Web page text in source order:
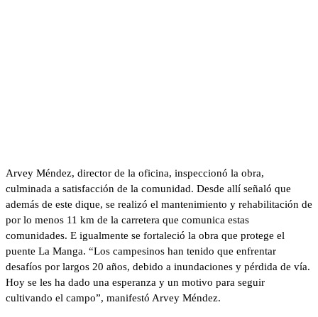
Arvey Méndez, director de la oficina, inspeccionó la obra,
culminada a satisfacción de la comunidad. Desde allí señaló que
además de este dique, se realizó el mantenimiento y rehabilitación de
por lo menos 11 km de la carretera que comunica estas
comunidades. E igualmente se fortaleció la obra que protege el
puente La Manga. “Los campesinos han tenido que enfrentar
desafíos por largos 20 años, debido a inundaciones y pérdida de vía.
Hoy se les ha dado una esperanza y un motivo para seguir
cultivando el campo”, manifestó Arvey Méndez.